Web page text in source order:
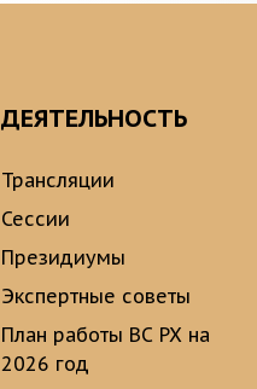
ДЕЯТЕЛЬНОСТЬ
Трансляции
Сессии
Президиумы
Экспертные советы
План работы ВС РХ на
2026 год